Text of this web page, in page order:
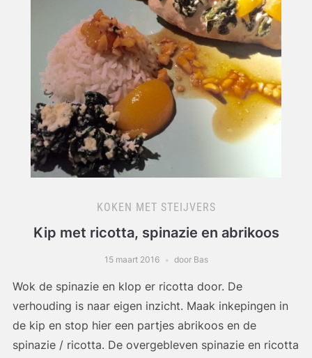
KOKEN MET STEIJVERS
Kip met ricotta, spinazie en abrikoos
15 maart 2016 door Bas
Wok de spinazie en klop er ricotta door. De
verhouding is naar eigen inzicht. Maak inkepingen in
de kip en stop hier een partjes abrikoos en de
spinazie / ricotta. De overgebleven spinazie en ricotta